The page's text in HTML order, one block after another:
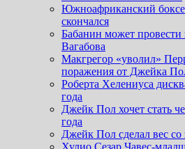
Южноафриканский
скончался
Бабанин может
Вагабова
Макгрегор «уволил»
поражения от Джейка
Роберта Хелениуса
года
Джейк Пол хочет стать
года
Джейк Пол сделал вес